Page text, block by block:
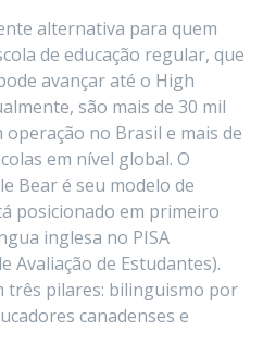
alternativa para quem
de educação regular, que
avançar até o High
são mais de 30 mil
no Brasil e mais de
em nível global. O
Bear é seu modelo de
posicionado em primeiro
inglesa no PISA
Avaliação de Estudantes).
três pilares: bilinguismo por
canadenses e